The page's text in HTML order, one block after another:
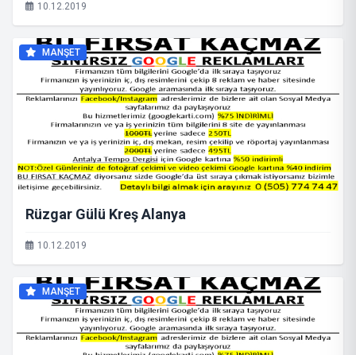
10.12.2019
MANŞET
Rüzgar Gülü Kreş Alanya
10.12.2019
MANŞET